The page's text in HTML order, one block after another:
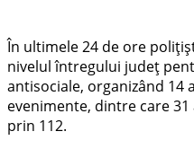
În ultimele 24 de ore
nivelul întregului județ
antisociale, organizând 14
evenimente, dintre care
prin 112.